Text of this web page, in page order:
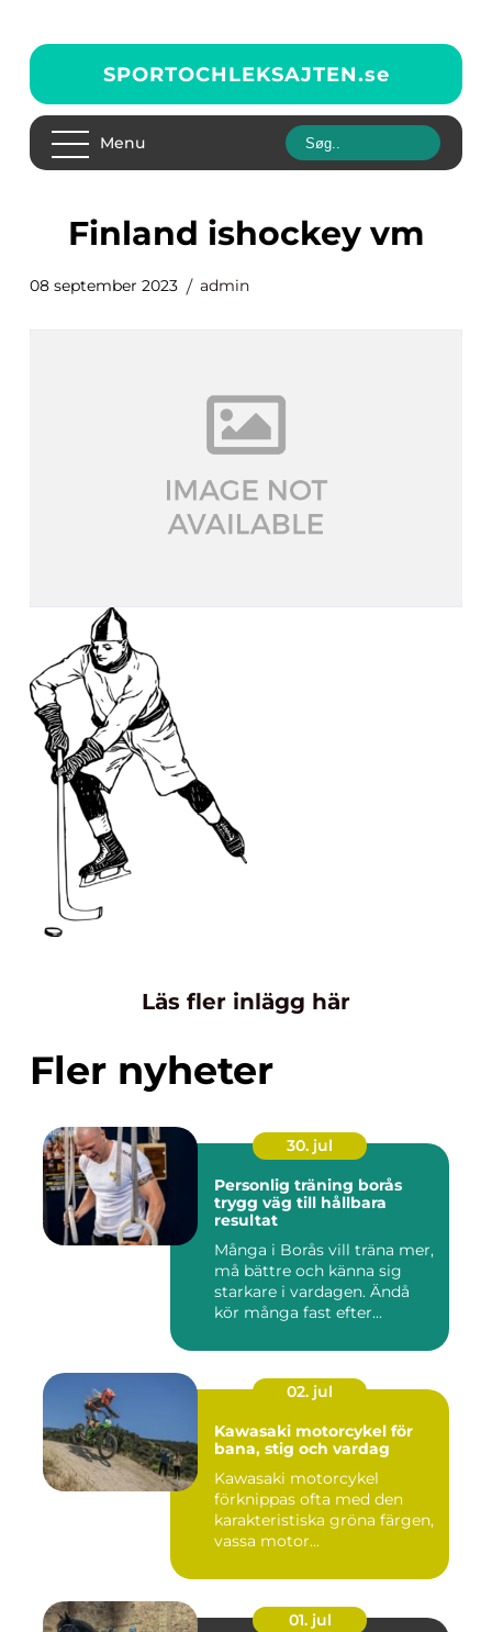
SPORTOCHLEKSAJTEN.se
Menu
finland ishockey vm
08 september 2023 admin
Läs fler inlägg här
Fler nyheter
30. jul
Personlig träning borås
trygg väg till hållbara
resultat
Många i Borås vill träna mer,
må bättre och känna sig
starkare i vardagen. Ändå
kör många fast efter...
02. jul
Kawasaki motorcykel för
bana, stig och vardag
Kawasaki motorcykel
förknippas ofta med den
karakteristiska gröna färgen,
vassa motor...
01. jul